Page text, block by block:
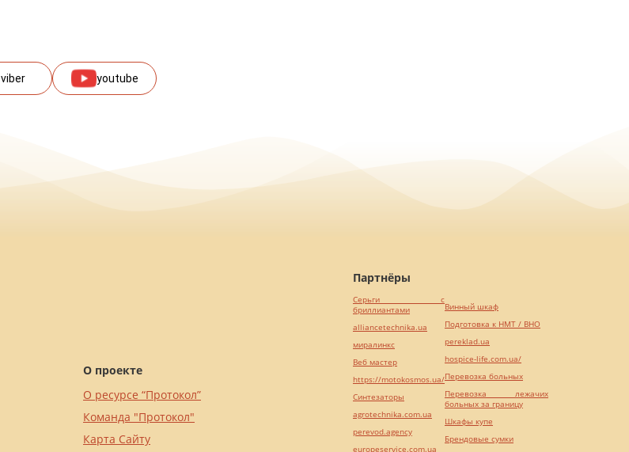
viber youtube
О проекте
О ресурсе “Протокол”
Команда "Протокол"
Карта Сайту
Партнёры
Серьги с
бриллиантами
alliancetechnika.ua
миралинкс
Веб мастер
https://motokosmos.ua/
Синтезаторы
agrotechnika.com.ua
perevod.agency
europeservice.com.ua
Винный шкаф
Подготовка к НМТ / ВНО
pereklad.ua
hospice-life.com.ua/
Перевозка больных
Перевозка лежачих
больных за границу
Шкафы купе
Брендовые сумки